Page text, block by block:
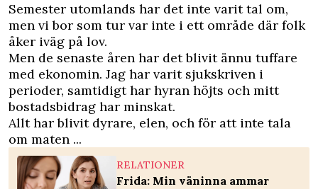
Semester utomlands har det inte varit tal om,
men vi bor som tur var inte i ett område där folk
åker iväg på lov.
Men de senaste åren har det blivit ännu tuffare
med ekonomin. Jag har varit sjukskriven i
perioder, samtidigt har hyran höjts och mitt
bostadsbidrag har minskat.
Allt har blivit dyrare, elen, och för att inte tala
om maten ...
RELATIONER
Frida: Min väninna ammar